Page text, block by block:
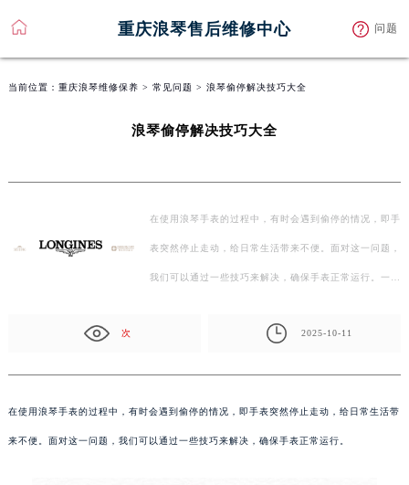
重庆浪琴售后维修中心 问题
当前位置： 重庆浪琴维修保养 > 常见问题 > 浪琴偷停解决技巧大全
浪琴偷停解决技巧大全
在使用浪琴手表的过程中，有时会遇到偷停的情况，即手
表突然停止走动，给日常生活带来不便。面对这一问题，
我们可以通过一些技巧来解决，确保手表正常运行。一、
次 2025-10-11
在使用浪琴手表的过程中，有时会遇到偷停的情况，即手表突然停止走动，给日常生活带
来不便。面对这一问题，我们可以通过一些技巧来解决，确保手表正常运行。